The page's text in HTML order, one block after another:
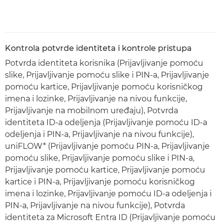
Kontrola potvrde identiteta i kontrole pristupa
Potvrda identiteta korisnika (Prijavljivanje pomoću
slike, Prijavljivanje pomoću slike i PIN-a, Prijavljivanje
pomoću kartice, Prijavljivanje pomoću korisničkog
imena i lozinke, Prijavljivanje na nivou funkcije,
Prijavljivanje na mobilnom uređaju), Potvrda
identiteta ID-a odeljenja (Prijavljivanje pomoću ID-a
odeljenja i PIN-a, Prijavljivanje na nivou funkcije),
uniFLOW* (Prijavljivanje pomoću PIN-a, Prijavljivanje
pomoću slike, Prijavljivanje pomoću slike i PIN-a,
Prijavljivanje pomoću kartice, Prijavljivanje pomoću
kartice i PIN-a, Prijavljivanje pomoću korisničkog
imena i lozinke, Prijavljivanje pomoću ID-a odeljenja i
PIN-a, Prijavljivanje na nivou funkcije), Potvrda
identiteta za Microsoft Entra ID (Prijavljivanje pomoću